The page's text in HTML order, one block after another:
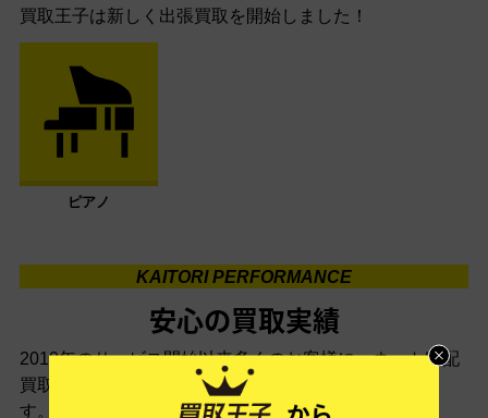
買取王子は新しく出張買取を開始しました！
ピアノ
KAITORI PERFORMANCE
安心の買取実績
2010年のサービス開始以来多くのお客様に、ネット宅配
買取サービス「買取王子」をご利用いただいておりま
す。